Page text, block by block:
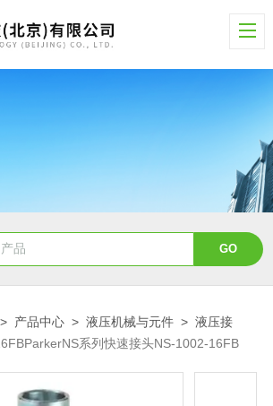
> 产品中心 >液压机械与元件 >液压接
系列快速接头NS-1002-16FB